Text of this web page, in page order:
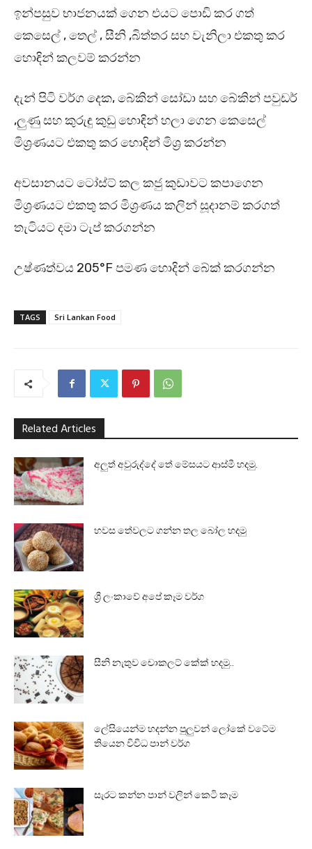
ඉන්පසුව භාජනයක් ගෙන එයට පොඩි කර ගත්
කෙසෙල් , තෙල් , සීනි ,බිත්තර සහ වැනිලා එකතු කර
හොඳින් කලවම් කරන්න
දැන් පිටි වර්ග දෙක, බේකින් සෝඩා සහ බේකින් පවුඩර්
,ලුණු සහ කුරුඳු කුඩු හොඳින් හලා ගෙන කෙසෙල්
මිශ්‍රණයට එකතු කර හොඳින් මිශ්‍ර කරන්න
අවසානයට ටෝස්ට් කල කජු කුඩාවට කපාගෙන
මිශ්‍රණයට එකතු කර මිශ්‍රණය කලින් සූදානම් කරගත්
තැටියට දමා ටැප් කරගන්න
උෂ්ණත්වය 205°F පමණ හොදින් බේක් කරගන්න
TAGS Sri Lankan Food
Related Articles
අලුත් අවුරුද්දේ තේ මේසයට ආස්මී හදමු.
හවස තේවලට ගන්න තල බෝල හදමු
ශ්‍රී ලංකාවේ අපේ කෑම වර්ග
සීනි නැතුව චොකලට් කේක් හදමු..
ලේසියෙන්ම හදන්න පුලුවන් ලෝකේ වටේම
තියෙන විවිධ පාන් වර්ග
සැරට කන්න පාන් වලින් කෙටි කෑම